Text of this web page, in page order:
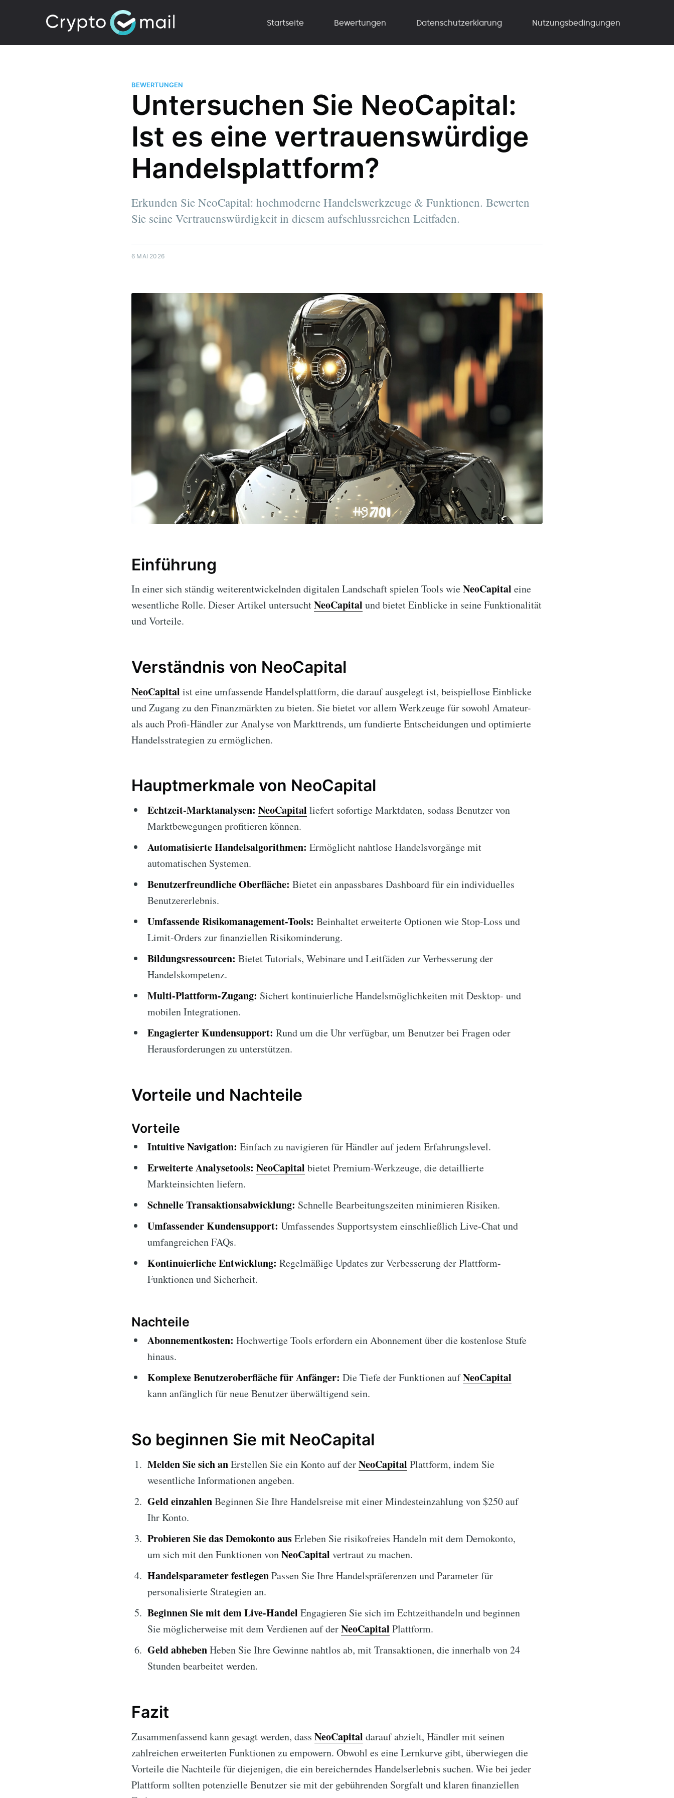
Startseite Bewertungen Datenschutzerklarung Nutzungsbedingungen
BEWERTUNGEN
Untersuchen Sie NeoCapital:
Ist es eine vertrauenswürdige
Handelsplattform?
Erkunden Sie NeoCapital: hochmoderne Handelswerkzeuge & Funktionen. Bewerten
Sie seine Vertrauenswürdigkeit in diesem aufschlussreichen Leitfaden.
6 MAI 2026
Einführung
In einer sich ständig weiterentwickelnden digitalen Landschaft spielen Tools wieNeoCapital eine
wesentliche Rolle. Dieser Artikel untersuchtNeoCapital und bietet Einblicke in seine Funktionalität
und Vorteile.
Verständnis von NeoCapital
NeoCapital ist eine umfassende Handelsplattform, die darauf ausgelegt ist, beispiellose Einblicke
und Zugang zu den Finanzmärkten zu bieten. Sie bietet vor allem Werkzeuge für sowohl Amateur-
als auch Profi-Händler zur Analyse von Markttrends, um fundierte Entscheidungen und optimierte
Handelsstrategien zu ermöglichen.
Hauptmerkmale von NeoCapital
Echtzeit-Marktanalysen: NeoCapital liefert sofortige Marktdaten, sodass Benutzer von
Marktbewegungen profitieren können.
Automatisierte Handelsalgorithmen: Ermöglicht nahtlose Handelsvorgänge mit
automatischen Systemen.
Benutzerfreundliche Oberfläche: Bietet ein anpassbares Dashboard für ein individuelles
Benutzererlebnis.
Umfassende Risikomanagement-Tools: Beinhaltet erweiterte Optionen wie Stop-Loss und
Limit-Orders zur finanziellen Risikominderung.
Bildungsressourcen: Bietet Tutorials, Webinare und Leitfäden zur Verbesserung der
Handelskompetenz.
Multi-Plattform-Zugang: Sichert kontinuierliche Handelsmöglichkeiten mit Desktop- und
mobilen Integrationen.
Engagierter Kundensupport: Rund um die Uhr verfügbar, um Benutzer bei Fragen oder
Herausforderungen zu unterstützen.
Vorteile und Nachteile
Vorteile
Intuitive Navigation: Einfach zu navigieren für Händler auf jedem Erfahrungslevel.
Erweiterte Analysetools: NeoCapital bietet Premium-Werkzeuge, die detaillierte
Markteinsichten liefern.
Schnelle Transaktionsabwicklung: Schnelle Bearbeitungszeiten minimieren Risiken.
Umfassender Kundensupport: Umfassendes Supportsystem einschließlich Live-Chat und
umfangreichen FAQs.
Kontinuierliche Entwicklung: Regelmäßige Updates zur Verbesserung der Plattform-
Funktionen und Sicherheit.
Nachteile
Abonnementkosten: Hochwertige Tools erfordern ein Abonnement über die kostenlose Stufe
hinaus.
Komplexe Benutzeroberfläche für Anfänger: Die Tiefe der Funktionen aufNeoCapital
kann anfänglich für neue Benutzer überwältigend sein.
So beginnen Sie mit NeoCapital
Melden Sie sich anErstellen Sie ein Konto auf derNeoCapital Plattform, indem Sie
wesentliche Informationen angeben.
Geld einzahlenBeginnen Sie Ihre Handelsreise mit einer Mindesteinzahlung von $250 auf
Ihr Konto.
Probieren Sie das Demokonto ausErleben Sie risikofreies Handeln mit dem Demokonto,
um sich mit den Funktionen vonNeoCapital vertraut zu machen.
Handelsparameter festlegenPassen Sie Ihre Handelspräferenzen und Parameter für
personalisierte Strategien an.
Beginnen Sie mit dem Live-Handel Engagieren Sie sich im Echtzeithandeln und beginnen
Sie möglicherweise mit dem Verdienen auf derNeoCapital Plattform.
Geld abhebenHeben Sie Ihre Gewinne nahtlos ab, mit Transaktionen, die innerhalb von 24
Stunden bearbeitet werden.
Fazit
Zusammenfassend kann gesagt werden, dass NeoCapital darauf abzielt, Händler mit seinen
zahlreichen erweiterten Funktionen zu empowern. Obwohl es eine Lernkurve gibt, überwiegen die
Vorteile die Nachteile für diejenigen, die ein bereicherndes Handelserlebnis suchen. Wie bei jeder
Plattform sollten potenzielle Benutzer sie mit der gebührenden Sorgfalt und klaren finanziellen